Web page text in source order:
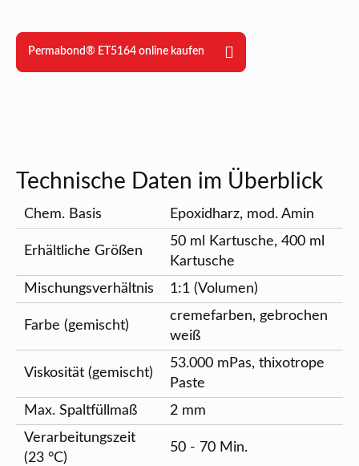
Permabond® ET5164 online kaufen
Technische Daten im Überblick
Chem. Basis Epoxidharz, mod. Amin
Erhältliche Größen
50 ml Kartusche, 400 ml
Kartusche
Mischungsverhältnis
1:1 (Volumen)
Farbe (gemischt)
cremefarben, gebrochen
weiß
Viskosität (gemischt)
53.000 mPas, thixotrope
Paste
Max. Spaltfüllmaß
2 mm
Verarbeitungszeit
(23 °C)
50 - 70 Min.